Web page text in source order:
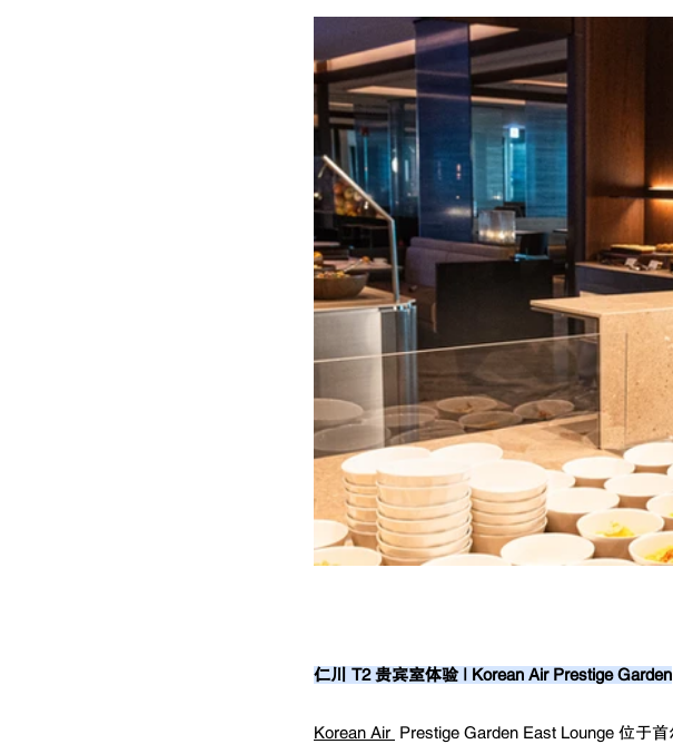
仁川 T2 贵宾室体验 | Korean Air Prestige Garden
Korean Air Prestige Garden East Lounge 位于